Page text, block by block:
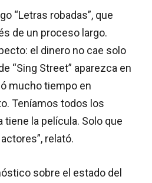
“Letras robadas”, que
de un proceso largo.
el dinero no cae solo
“Sing Street” aparezca en
mucho tiempo en
Teníamos todos los
la película. Solo que
relató.
sobre el estado del